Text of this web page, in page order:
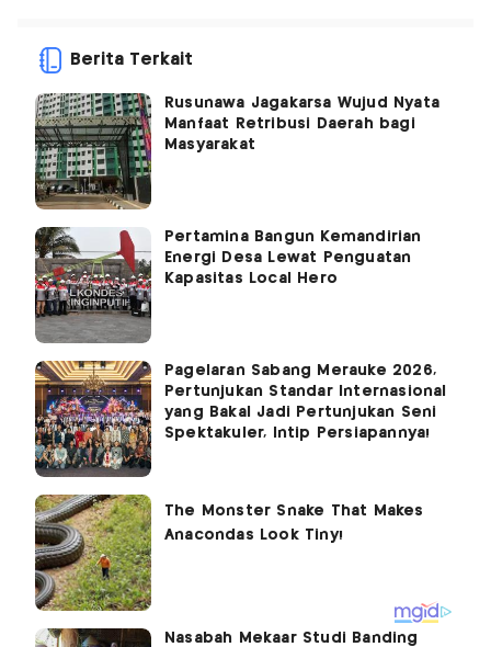
Berita Terkait
Rusunawa Jagakarsa Wujud Nyata
Manfaat Retribusi Daerah bagi
Masyarakat
Pertamina Bangun Kemandirian
Energi Desa Lewat Penguatan
Kapasitas Local Hero
Pagelaran Sabang Merauke 2026,
Pertunjukan Standar Internasional
yang Bakal Jadi Pertunjukan Seni
Spektakuler, Intip Persiapannya!
Nasabah Mekaar Studi Banding